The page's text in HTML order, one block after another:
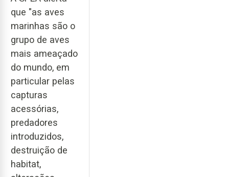
que "as aves
marinhas são o
grupo de aves
mais ameaçado
do mundo, em
particular pelas
capturas
acessórias,
predadores
introduzidos,
destruição de
habitat,